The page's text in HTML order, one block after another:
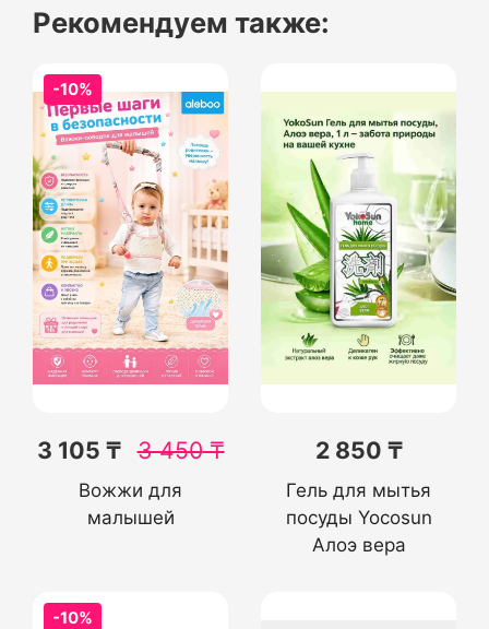
Рекомендуем также:
-10%
3 105 ₸ 3 450₸
Вожжи для
малышей
2 850 ₸
Гель для мытья
посуды Yocosun
Алоэ вера
-10%